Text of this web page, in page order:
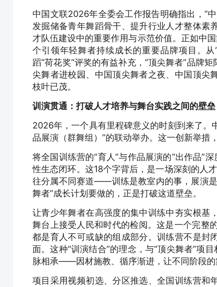
中国文联2026年全委会工作报告明确指出，“
发掘储备青年舞蹈骨干、提升行业人才整体素
才队伍建设中的重要作用与示范价值。正如中
个引领年轻舞者持续成长的重要品牌项目。
蹈“荷花奖”评奖的有益补充，“顶尖舞者”品牌
尖舞者进校园、中国顶尖舞者之夜、中国顶尖
枝叶已茂。
训演贯通：打破人才培养与舞台实践之间的壁垒
2026年，一个具有里程碑意义的时刻到来了。
品展演（群舞组）”的联动举办。这一创新举措
将全国训练营的“育人”与作品展演的“出作品”
性生态闭环。这18个字背后，是一场深刻的人
往分属不同赛道——训练是教室内的事，展演
舞者”成长计划要做的，正是打破这道壁垒。
让青少年舞者在高强度的集中训练中夯实根基
舞台上接受人民和时代的检阅。这是一个完整
都是育人不可或缺的组成部分。训练营不是封
面。这种“训演结合”的理念，与“顶尖舞者”项
脉相承——因材施教、循序渐进，让不同阶段
项目采用视频初选、分区推选、全国训练营和